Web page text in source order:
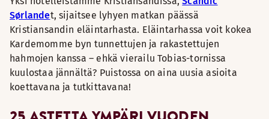
Sørlandet, sijaitsee lyhyen matkan päässä
Kristiansandin eläintarhasta. Eläintarhassa voit kokea
Kardemomme byn tunnettujen ja rakastettujen
hahmojen kanssa – ehkä vierailu Tobias-tornissa
kuulostaa jännältä? Puistossa on aina uusia asioita
koettavana ja tutkittavana!